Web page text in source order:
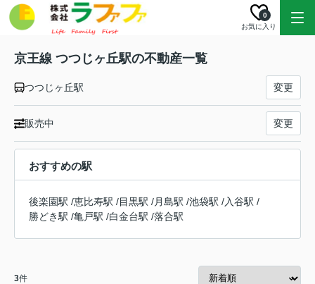
お気に入り
0
京王線 つつじヶ丘駅の不動産一覧
つつじヶ丘駅 変更
販売中 変更
おすすめの駅
後楽園駅 /恵比寿駅 /目黒駅 /月島駅 /池袋駅 /入谷駅 /
勝どき駅 /亀戸駅 /白金台駅 /落合駅
3件